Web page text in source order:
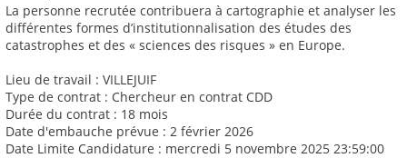
La personne recrutée contribuera à cartographie et analyser les
différentes formes d’institutionnalisation des études des
catastrophes et des « sciences des risques » en Europe.
Lieu de travail : VILLEJUIF
Type de contrat : Chercheur en contrat CDD
Durée du contrat : 18 mois
Date d'embauche prévue : 2 février 2026
Date Limite Candidature : mercredi 5 novembre 2025 23:59:00